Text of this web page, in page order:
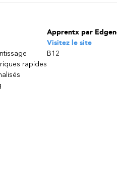
rapides
Apprentx par
Visitez le site
B12